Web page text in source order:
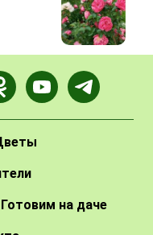
Готовим на даче